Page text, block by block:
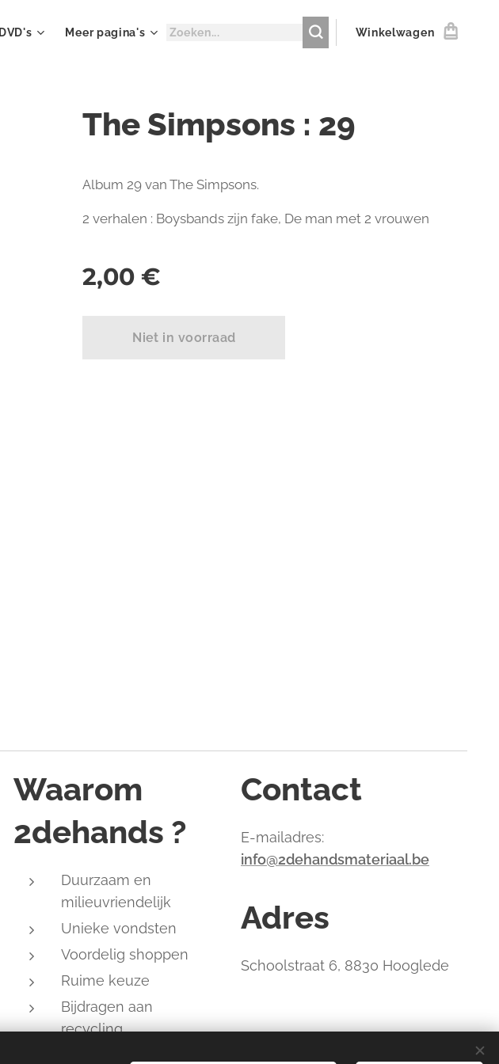
DVD's Meer pagina's Winkelwagen
The Simpsons : 29
Album 29 van The Simpsons.
2 verhalen : Boysbands zijn fake, De man met 2 vrouwen
2,00 €
Niet in voorraad
Waarom
2dehands ?
Duurzaam en
milieuvriendelijk
Unieke vondsten
Voordelig shoppen
Ruime keuze
Bijdragen aan
recycling
Contact
E-mailadres:
info@2dehandsmateriaal.be
Adres
Schoolstraat 6, 8830 Hooglede